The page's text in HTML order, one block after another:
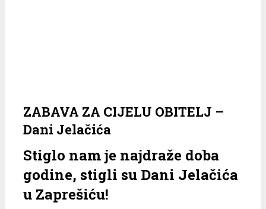
ZABAVA ZA CIJELU OBITELJ –
Dani Jelačića
Stiglo nam je najdraže doba
godine, stigli su Dani Jelačića
u Zaprešiću!